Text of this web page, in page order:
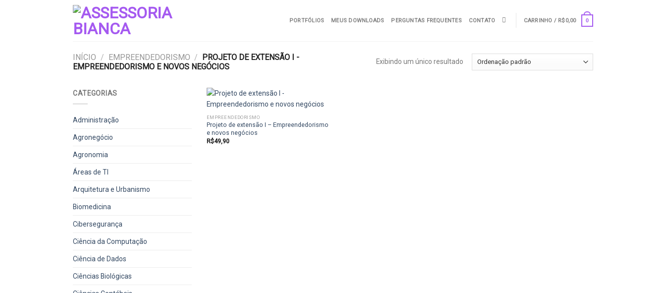
PORTFÓLIOS MEUS DOWNLOADS PERGUNTAS FREQUENTES CONTATO CARRINHO / R$0,00 0
INÍCIO / EMPREENDEDORISMO / PROJETO DE EXTENSÃO I -
EMPREENDEDORISMO E NOVOS NEGÓCIOS
Exibindo um único resultado
CATEGORIAS
Administração
Agronegócio
Agronomia
Áreas de TI
Arquitetura e Urbanismo
Biomedicina
Cibersegurança
Ciência da Computação
Ciência de Dados
Ciências Biológicas
EMPREENDEDORISMO
Projeto de extensão I – Empreendedorismo
e novos negócios
R$49,90